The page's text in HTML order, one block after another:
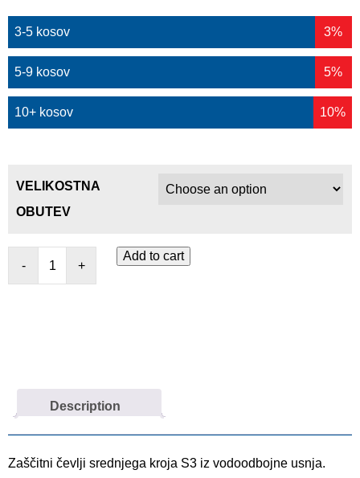
3-5 kosov 3%
5-9 kosov 5%
10+ kosov 10%
VELIKOSTNA
OBUTEV
- +
Add to cart
Description
Zaščitni čevlji srednjega kroja S3 iz vodoodbojne usnja.